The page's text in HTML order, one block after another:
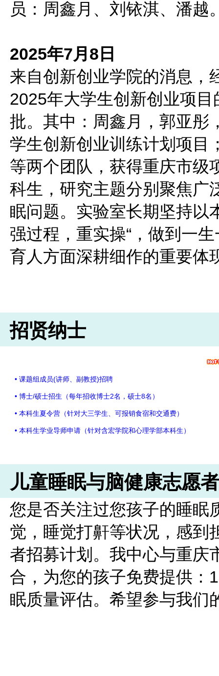
员：周鑫月、刘铱淇、潘越
2025年7月8日
来自创新创业学院的消息，
2025年大学生创新创业项
批。其中：周鑫月，郭亚彤
学生创新创业训练计划项目
等两个团队，获得重庆市级
科生，研究主题分别聚焦广
眠问题。实验室长期坚持以
强过程，重实操“，做到一
育人方面深耕细作的重要体
招贤纳士
• 课题组成员(讲师、副教授)招聘
• 博士/硕士招生（每年招收博士2名，硕士8名）
• 本科生夏令营（针对大三学生、可报销食宿和交通费）
• 本科生学业导师申请（针对含宏学院和心理学部本科生）
儿童睡眠与脑健康志愿
您是否关注过您孩子的睡眠
觉，睡觉打鼾等状况，感到
者招募计划。我中心与重庆
合，为您的孩子免费提供：
眠质量评估。希望参与我们